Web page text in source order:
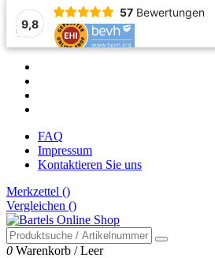
9,8
57 Bewertungen
FAQ
Impressum
Kontaktieren Sie uns
Merkzettel ()
Vergleichen ()
0 Warenkorb /Leer